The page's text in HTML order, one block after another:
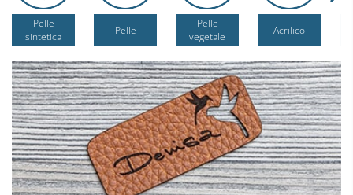
Pelle
sintetica
Pelle
Pelle
vegetale
Acrilico